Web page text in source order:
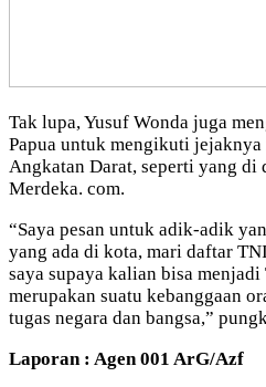
Tak lupa, Yusuf Wonda juga
Papua untuk mengikuti
Angkatan Darat, seperti yang
Merdeka. com.
“Saya pesan untuk adik-adik
yang ada di kota, mari daftar
saya supaya kalian bisa
merupakan suatu kebanggaan
tugas negara dan bangsa,”
Laporan : Agen 001 ArG/Azf